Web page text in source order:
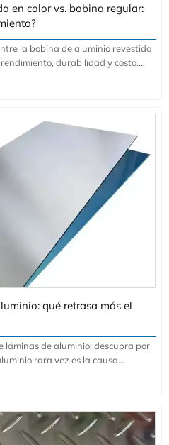
en color vs. bobina regular:
la bobina de aluminio revestida
durabilidad y costo.
a la corrosión, costos del ciclo
qué retrasa más el
láminas de aluminio: descubra por
rara vez es la causa
más inteligentes de